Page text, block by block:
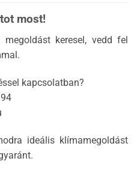
most!
megoldást keresel, vedd fel
kapcsolatban?
ideális klímamegoldást